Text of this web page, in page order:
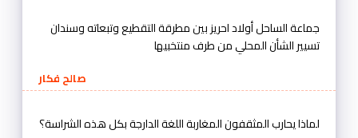
جماعة الساحل أولاد احريز بين مطرقة التقطيع وتبعاته وسندان
تسيير الشأن المحلي من طرف منتخبيها
صالح فكار
لماذا يحارب المثقفون المغاربة اللغة الدارجة بكل هذه الشراسة؟